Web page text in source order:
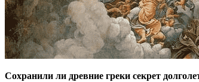
Сохранили ли древние греки секрет